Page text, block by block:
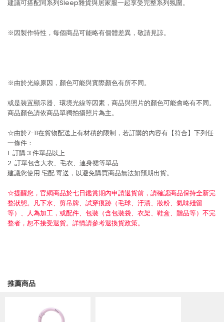
建議可搭配同系列Sleep雜貨與居家服一起享受完整系列氛圍。
※因製作特性，每個商品可能略有個體差異，敬請見諒。
※由於光線原因，顏色可能與實際顏色有所不同。
或是裝置顯示器、環境光線等因素，商品與照片的顏色可能會略有不同。
商品顏色請依商品單獨拍攝照片為主。
☆由於7-11在貨物配送上有材積的限制，若訂購的內容有【符合】下列任
一條件：
1. 訂購 3 件單品以上
2. 訂單包含大衣、毛衣、連身裙等單品
建議您使用 宅配寄送，以避免購買商品無法如預期出貨。
☆提醒您，官網商品於七日鑑賞期內申請退貨前，請確認商品保持全新完
整狀態。凡下水、剪吊牌、試穿痕跡（毛球、汙漬、妝粉、氣味殘留
等）、人為加工，或配件、包裝（含包裝袋、衣架、鞋盒、贈品等）不完
整者，恕不接受退貨。詳情請參考退換貨政策。
推薦商品